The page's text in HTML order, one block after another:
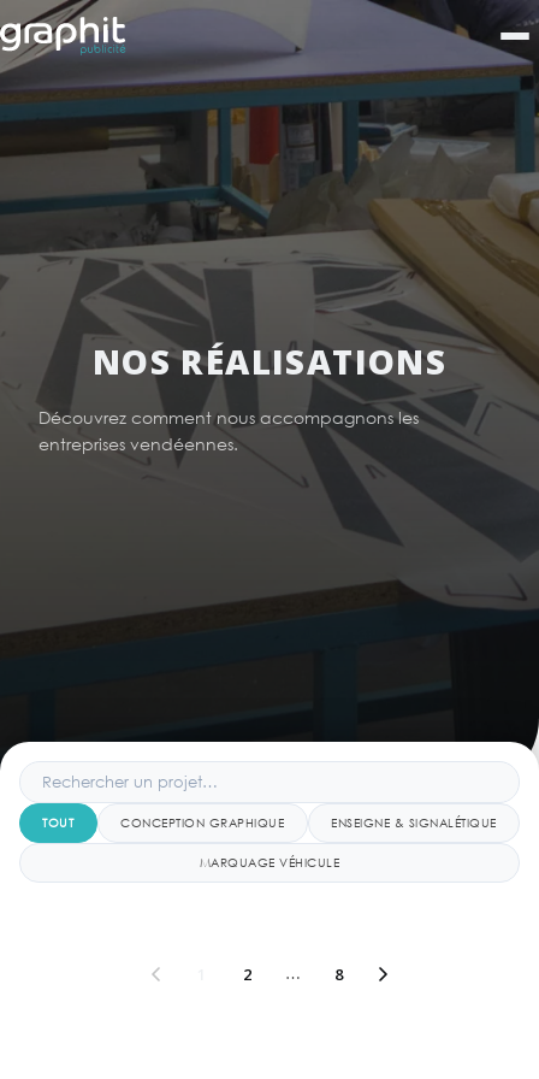
NOS RÉALISATIONS
Découvrez comment nous accompagnons les
entreprises vendéennes.
TOUT CONCEPTION GRAPHIQUE ENSEIGNE & SIGNALÉTIQUE
MARQUAGE VÉHICULE
2 … 8